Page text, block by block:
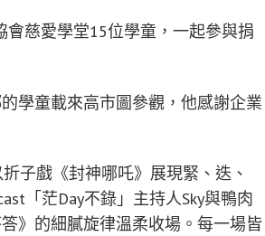
慈愛學堂15位學童，一起參與捐
學童載來高市圖參觀，他感謝企業
子戲《封神哪吒》展現緊、迭、
「茫Day不錄」主持人Sky與鴨肉
》的細膩旋律溫柔收場。每一場皆